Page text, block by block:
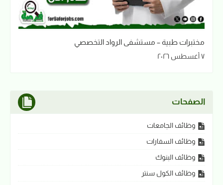
مختبرات طبية – مستشفى الرواد التخصصي
٧ أغسطس ٢٠٢٦
الصفحات
وظائف الجامعات
وظائف السفارات
وظائف البنوك
وظائف الكول سنتر